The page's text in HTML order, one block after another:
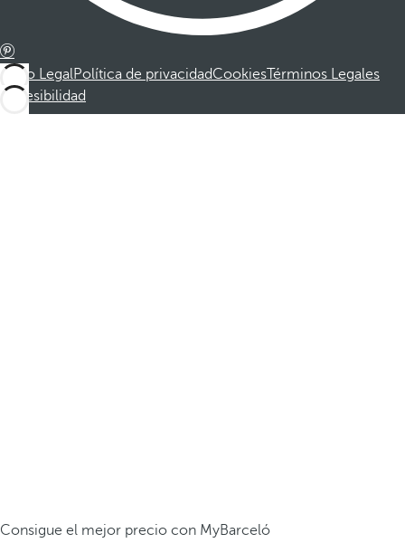
Aviso LegalPolítica de privacidadCookiesTérminos Legales
Accesibilidad
Consigue el mejor precio con MyBarceló